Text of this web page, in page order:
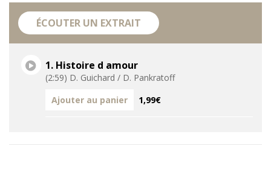
ÉCOUTER UN EXTRAIT
1. Histoire d amour
(2:59) D. Guichard / D. Pankratoff
Ajouter au panier
1,99€